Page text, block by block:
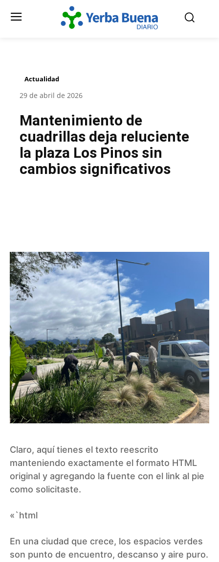
Actualidad
29 de abril de 2026
Mantenimiento de
cuadrillas deja reluciente
la plaza Los Pinos sin
cambios significativos
Claro, aquí tienes el texto reescrito
manteniendo exactamente el formato HTML
original y agregando la fuente con el link al pie
como solicitaste.
«`html
En una ciudad que crece, los espacios verdes
son punto de encuentro, descanso y aire puro.